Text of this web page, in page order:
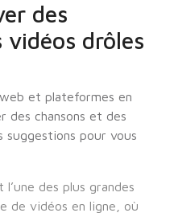
des
vidéos drôles
et plateformes en
des chansons et des
suggestions pour vous
des plus grandes
de vidéos en ligne, où